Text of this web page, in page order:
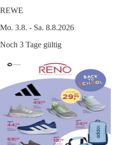
REWE
Mo. 3.8. - Sa. 8.8.2026
Noch 3 Tage gültig